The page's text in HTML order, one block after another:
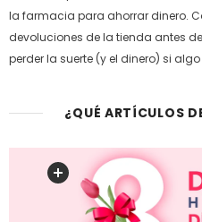
la farmacia para ahorrar dinero.
devoluciones de la tienda antes
perder la suerte (y el dinero) si
¿QUÉ ARTÍCULOS